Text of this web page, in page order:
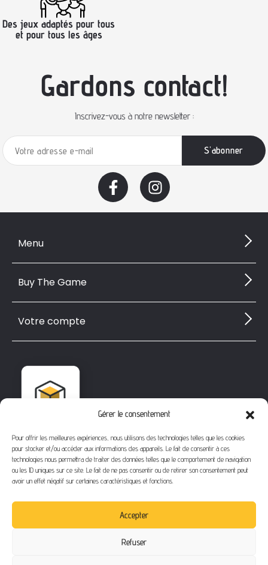
Gérer le consentement
Pour offrir les meilleures expériences, nous utilisons des technologies telles que les cookies
pour stocker et/ou accéder aux informations des appareils. Le fait de consentir à ces
technologies nous permettra de traiter des données telles que le comportement de navigation
ou les ID uniques sur ce site. Le fait de ne pas consentir ou de retirer son consentement peut
avoir un effet négatif sur certaines caractéristiques et fonctions.
Accepter
Refuser
Des jeux adaptés pour tous
et pour tous les âges
Gardons contact!
Inscrivez-vous à notre newsletter :
1112 Bd Fernand Darchicourt
62110 Hénin-Beaumont
Téléphone: 03 21 67 24 31
Menu
Buy The Game
Votre compte